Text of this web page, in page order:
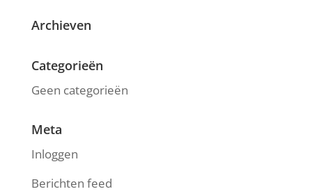
Archieven
Categorieën
Geen categorieën
Meta
Inloggen
Berichten feed